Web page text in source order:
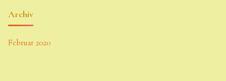
Archiv
Februar 2020